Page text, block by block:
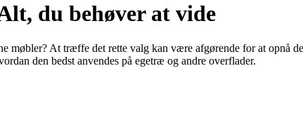
du behøver at vide
At træffe det rette valg kan være afgørende for at opnå
den bedst anvendes på egetræ og andre overflader.